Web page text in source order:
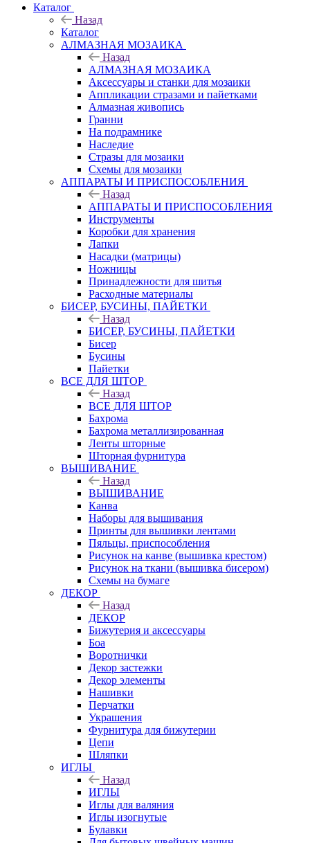
Каталог
Назад
Каталог
АЛМАЗНАЯ МОЗАИКА
Назад
АЛМАЗНАЯ МОЗАИКА
Аксессуары и станки для мозаики
Аппликации стразами и пайетками
Алмазная живопись
Гранни
На подрамнике
Наследие
Стразы для мозаики
Схемы для мозаики
АППАРАТЫ И ПРИСПОСОБЛЕНИЯ
Назад
АППАРАТЫ И ПРИСПОСОБЛЕНИЯ
Инструменты
Коробки для хранения
Лапки
Насадки (матрицы)
Ножницы
Принадлежности для шитья
Расходные материалы
БИСЕР, БУСИНЫ, ПАЙЕТКИ
Назад
БИСЕР, БУСИНЫ, ПАЙЕТКИ
Бисер
Бусины
Пайетки
ВСЕ ДЛЯ ШТОР
Назад
ВСЕ ДЛЯ ШТОР
Бахрома
Бахрома металлизированная
Ленты шторные
Шторная фурнитура
ВЫШИВАНИЕ
Назад
ВЫШИВАНИЕ
Канва
Наборы для вышивания
Принты для вышивки лентами
Пяльцы, приспособления
Рисунок на канве (вышивка крестом)
Рисунок на ткани (вышивка бисером)
Схемы на бумаге
ДЕКОР
Назад
ДЕКОР
Бижутерия и аксессуары
Боа
Воротнички
Декор застежки
Декор элементы
Нашивки
Перчатки
Украшения
Фурнитура для бижутерии
Цепи
Шляпки
ИГЛЫ
Назад
ИГЛЫ
Иглы для валяния
Иглы изогнутые
Булавки